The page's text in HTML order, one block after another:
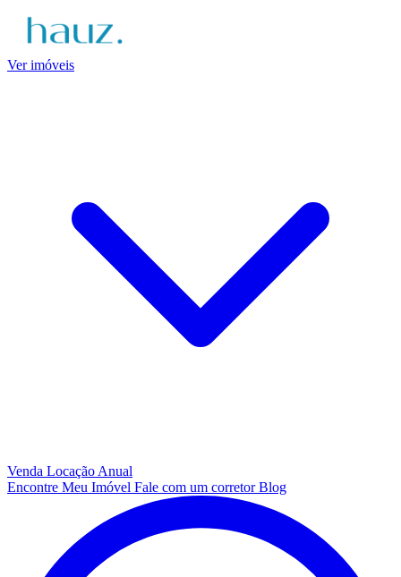
Ver imóveis
Venda Locação Anual
Encontre Meu Imóvel Fale com um corretorBlog